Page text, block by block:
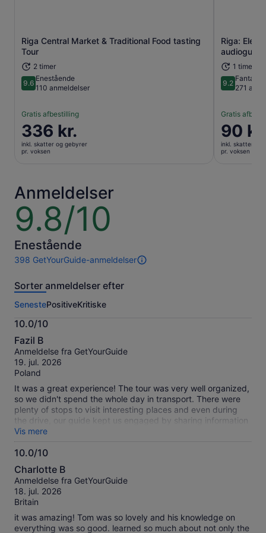
Riga Central Market & Traditional Food tasting
Tour
2 timer
9.69.6 ud af 10
Enestående
110 anmeldelser
Gratis afbestilling
Prisen
er
336 kr.
336 kr.
inkl. skatter og gebyrer
pr. voksen
Åbner i en ny fane
Riga:
audioguide
1 time
9.29.2 ud af
271
Gratis
Prisen
er
90 kr.
90 kr.
inkl. skatter og
pr. voksen
Anmeldelser
9.8/10
9.8
ud
af
10
Enestående
398 GetYourGuide-anmeldelser
398
af
oplevelse.
Flere
oplysninger
om
vores
verificerede
anmeldelser
Sorter anmeldelser efter
SenestePositiveKritiske
10.0/10
10.0
ud
af
10
Fazil B
Anmeldelse fra GetYourGuide
19. jul. 2026
Poland
It was a great experience! The tour was very well organized,
so we didn't spend the whole day in transport. There were
plenty of stops to visit interesting places and even during
the drive, our guide kept us engaged by sharing information
and stories about the sights and the region. The Hill of
Crosses was an incredible place with a strong sense of
spirituality and Jelgava was beautiful as well. I highly
Vis mere
10.0/10
10.0
ud
af
10
Charlotte B
Anmeldelse fra GetYourGuide
18. jul. 2026
Britain
it was amazing! Tom was so lovely and his knowledge on
everything was so good. learned so much about not only the